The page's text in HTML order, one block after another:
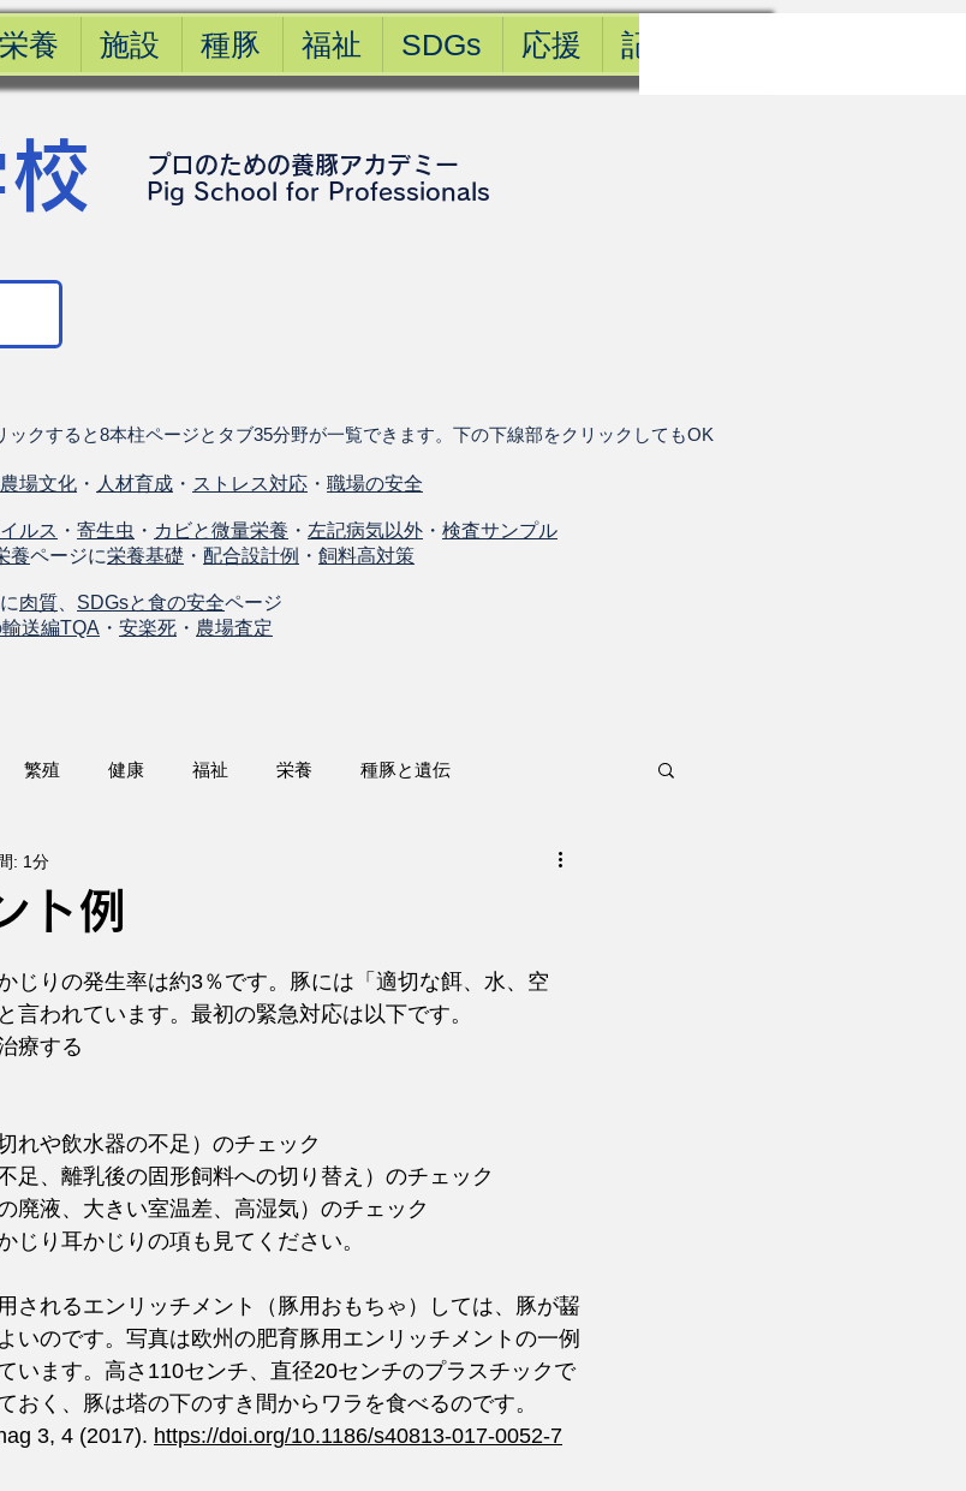
栄養 施設 種豚 福祉 SDGs 応援 記事一覧
プロのための養豚アカデミー
​Pig School for Professionals
クすると8本柱ページとタブ35分野が一覧できます。下の下線部をクリックしてもOK
農場文化 ・ 人材育成 ・ ストレス対応 ・ 職場の安全
ルス ・ 寄生虫 ・ カビと微量栄養 ・ 左記病気以外 ・ 検査サンプル
養ページに栄養基礎 ・ 配合設計例 ・ 飼料高対策
肉質 SDGsと食の安全ページ
送編TQA ・ 安楽死 ・ 農場査定
繁殖 健康 福祉 栄養 種豚と遺伝
ト例
: 1分
じりの発生率は約3％です。豚には「適切な餌、水、空
言われています。 最初の緊急対応は以下です。
療する
れや飲水器の不足）のチェック
足、離乳後の固形飼料への切り替え）のチェック
廃液、大きい室温差、高湿気）のチェック
じり耳かじりの項も見てください。
されるエンリッチメント（豚用おもちゃ）しては、豚が齧
いのです。写真は欧州の肥育豚用エンリッチメントの一例
います。高さ110センチ、直径20センチのプラスチックで
おく、豚は塔の下のすき間からワラを食べるのです。
3, 4 (2017). https://doi.org/10.1186/s40813-017-0052-7